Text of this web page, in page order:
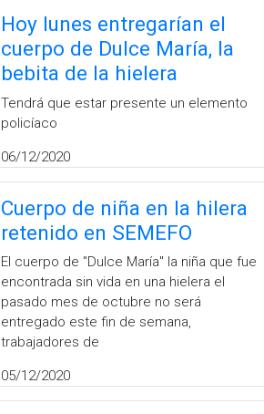
Hoy lunes entregarían el
cuerpo de Dulce María, la
bebita de la hielera
Tendrá que estar presente un elemento
policíaco
06/12/2020
Cuerpo de niña en la hilera
retenido en SEMEFO
El cuerpo de ''Dulce María'' la niña que fue
encontrada sin vida en una hielera el
pasado mes de octubre no será
entregado este fin de semana,
trabajadores de
05/12/2020